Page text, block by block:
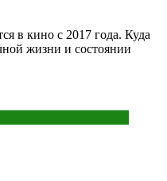
в кино с 2017 года. Куда
жизни и состоянии